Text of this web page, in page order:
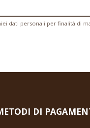
dati personali per finalità di
DI